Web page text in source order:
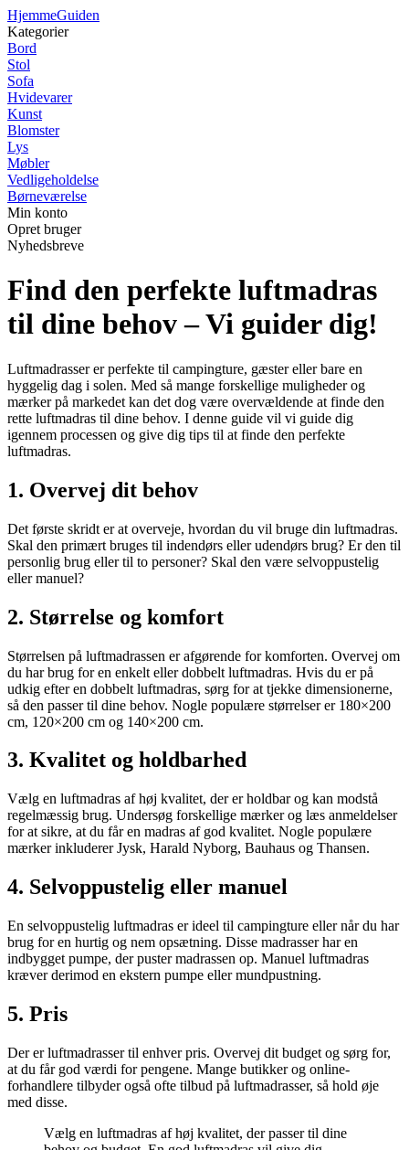
HjemmeGuiden
Kategorier
Bord
Stol
Sofa
Hvidevarer
Kunst
Blomster
Lys
Møbler
Vedligeholdelse
Børneværelse
Min konto
Opret bruger
Nyhedsbreve
Find den perfekte luftmadras
til dine behov – Vi guider dig!
Luftmadrasser er perfekte til campingture, gæster eller bare en
hyggelig dag i solen. Med så mange forskellige muligheder og
mærker på markedet kan det dog være overvældende at finde den
rette luftmadras til dine behov. I denne guide vil vi guide dig
igennem processen og give dig tips til at finde den perfekte
luftmadras.
1. Overvej dit behov
Det første skridt er at overveje, hvordan du vil bruge din luftmadras.
Skal den primært bruges til indendørs eller udendørs brug? Er den til
personlig brug eller til to personer? Skal den være selvoppustelig
eller manuel?
2. Størrelse og komfort
Størrelsen på luftmadrassen er afgørende for komforten. Overvej om
du har brug for en enkelt eller dobbelt luftmadras. Hvis du er på
udkig efter en dobbelt luftmadras, sørg for at tjekke dimensionerne,
så den passer til dine behov. Nogle populære størrelser er 180×200
cm, 120×200 cm og 140×200 cm.
3. Kvalitet og holdbarhed
Vælg en luftmadras af høj kvalitet, der er holdbar og kan modstå
regelmæssig brug. Undersøg forskellige mærker og læs anmeldelser
for at sikre, at du får en madras af god kvalitet. Nogle populære
mærker inkluderer Jysk, Harald Nyborg, Bauhaus og Thansen.
4. Selvoppustelig eller manuel
En selvoppustelig luftmadras er ideel til campingture eller når du har
brug for en hurtig og nem opsætning. Disse madrasser har en
indbygget pumpe, der puster madrassen op. Manuel luftmadras
kræver derimod en ekstern pumpe eller mundpustning.
5. Pris
Der er luftmadrasser til enhver pris. Overvej dit budget og sørg for,
at du får god værdi for pengene. Mange butikker og online-
forhandlere tilbyder også ofte tilbud på luftmadrasser, så hold øje
med disse.
Vælg en luftmadras af høj kvalitet, der passer til dine